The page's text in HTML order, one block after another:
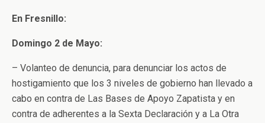
En Fresnillo:
Domingo 2 de Mayo:
– Volanteo de denuncia, para denunciar los actos de
hostigamiento que los 3 niveles de gobierno han llevado a
cabo en contra de Las Bases de Apoyo Zapatista y en
contra de adherentes a la Sexta Declaración y a La Otra